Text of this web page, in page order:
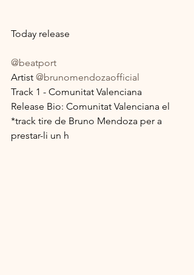
Today release
@beatport
Artist @brunomendozaofficial
Track 1 - Comunitat Valenciana
Release Bio: Comunitat Valenciana el
*track tire de Bruno Mendoza per a
prestar-li un h